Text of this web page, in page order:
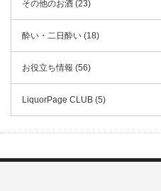
その他のお酒 (23)
酔い・二日酔い (18)
お役立ち情報 (56)
LiquorPage CLUB (5)